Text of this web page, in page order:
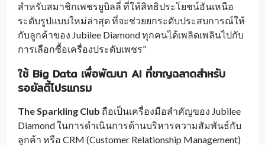
สำหรับสมาชิกเพชรยูบิลลี่ ที่ให้สิทธิประโยชน์อันเหนือ
ระดับรูปแบบใหม่ล่าสุด ที่จะช่วยยกระดับประสบการณ์ให้
กับลูกค้าของ Jubilee Diamond ทุกคนได้เพลิดเพลินไปกับ
การเลือกซื้อเครื่องประดับเพชร”
ใช้ Big Data เพื่อพัฒนา AI ที่ชาญฉลาดสำหรับ
รอยัลตี้โปรแกรม
The Sparkling Club ถือเป็นเครื่องมือสำคัญของ Jubilee
Diamond ในการดำเนินการด้านบริหารความสัมพันธ์กับ
ลูกค้า หรือ CRM (Customer Relationship Management)